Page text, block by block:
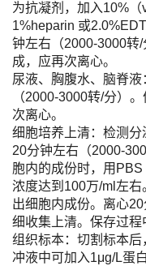
为抗凝剂，加入10%
1%heparin 或
钟左右（2000-3000转
成，应再次离心。
尿液、胸腹水、脑脊
（2000-3000转/分）
次离心。
细胞培养上清：检测
20分钟左右（2000-
胞内的成份时，用
浓度达到100万/ml左
出细胞内成份。离心
细收集上清。保存过程
组织标本：切割标本
冲液中可加入1μg/L蛋